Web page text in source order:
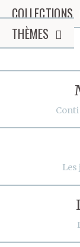
COLLECTIONS
THÈMES